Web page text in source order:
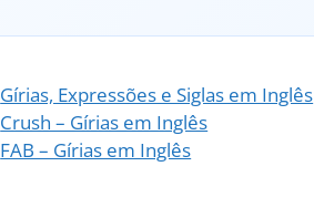
Categorias
Gírias, Expressões e Siglas em Inglês
Crush – Gírias em Inglês
FAB – Gírias em Inglês